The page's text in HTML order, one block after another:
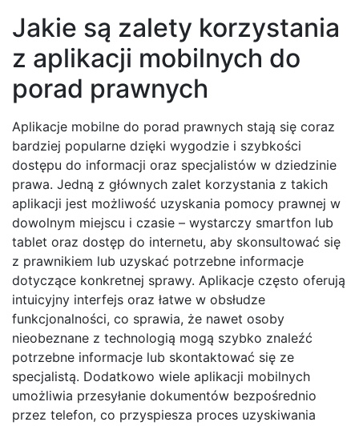
Jakie są zalety korzystania
z aplikacji mobilnych do
porad prawnych
Aplikacje mobilne do porad prawnych stają się coraz
bardziej popularne dzięki wygodzie i szybkości
dostępu do informacji oraz specjalistów w dziedzinie
prawa. Jedną z głównych zalet korzystania z takich
aplikacji jest możliwość uzyskania pomocy prawnej w
dowolnym miejscu i czasie – wystarczy smartfon lub
tablet oraz dostęp do internetu, aby skonsultować się
z prawnikiem lub uzyskać potrzebne informacje
dotyczące konkretnej sprawy. Aplikacje często oferują
intuicyjny interfejs oraz łatwe w obsłudze
funkcjonalności, co sprawia, że nawet osoby
nieobeznane z technologią mogą szybko znaleźć
potrzebne informacje lub skontaktować się ze
specjalistą. Dodatkowo wiele aplikacji mobilnych
umożliwia przesyłanie dokumentów bezpośrednio
przez telefon, co przyspiesza proces uzyskiwania